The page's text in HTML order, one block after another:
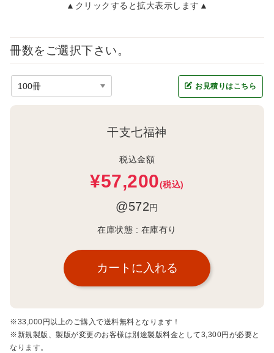
▲クリックすると拡大表示します▲
冊数をご選択下さい。
お見積りはこちら
干支七福神
税込金額
¥57,200(税込)
@572円
在庫状態 : 在庫有り
※33,000円以上のご購入で送料無料となります！
※新規製版、製版が変更のお客様は別途製版料金として3,300円が必要と
なります。